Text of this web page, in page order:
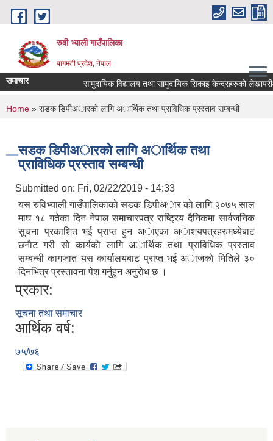
Skip to main content
रुवी भ्याली गाउँपालिका
बागमती प्रदेश, नेपाल
समाचार सामुदायिक विद्यालय तथा सामुदायिक सिकाइ केन्द्रहरुको
You are here
Home » सडक डिपीअारकाे लागि अार्थिक तथा प्राविधिक प्रस्ताव सम्बन्धी
सडक डिपीअारकाे लागि अार्थिक तथा
प्राविधिक प्रस्ताव सम्बन्धी
Submitted on: Fri, 02/22/2019 - 14:33
यस रुविभ्याली गाउँपालिकाकाे सडक डिपीअार काे लागि २०७५ साल
माघ १८ गतेका दिन नेपाल समाचारपत्र राष्ट्रिय दैनिकमा सार्वजनिक
सुचना प्रकाशित भई प्राप्त हुन अाएका अाशयपत्रहरुमध्येबाट
छनाैट गरी साे कार्यकाे लागि अार्थिक तथा प्राविधिक प्रस्ताव
सम्बन्धी कागजात यस कार्यालयबाट प्राप्त भई अाजकाे मितिले ३०
दिनभित्र प्रस्तावना पेश गर्नुहुन अनुराेध छ ।
प्रकार:
सूचना तथा समाचार
आर्थिक वर्ष:
७५/७६